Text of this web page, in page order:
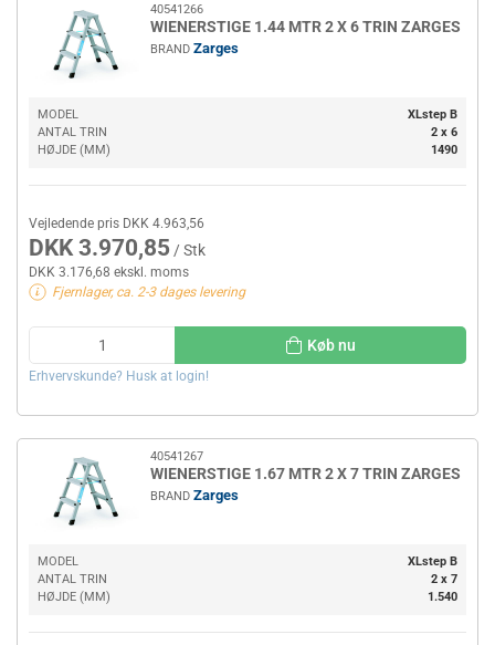
40541266
WIENERSTIGE 1.44 MTR 2 X 6 TRIN ZARGES
BRAND Zarges
MODEL
XLstep B
ANTAL TRIN
2 x 6
HØJDE (MM)
1490
Vejledende pris DKK 4.963,56
DKK 3.970,85 / Stk
DKK 3.176,68 ekskl. moms
Fjernlager, ca. 2-3 dages levering
Køb nu
Erhvervskunde? Husk at login!
40541267
WIENERSTIGE 1.67 MTR 2 X 7 TRIN ZARGES
BRAND Zarges
MODEL
XLstep B
ANTAL TRIN
2 x 7
HØJDE (MM)
1.540